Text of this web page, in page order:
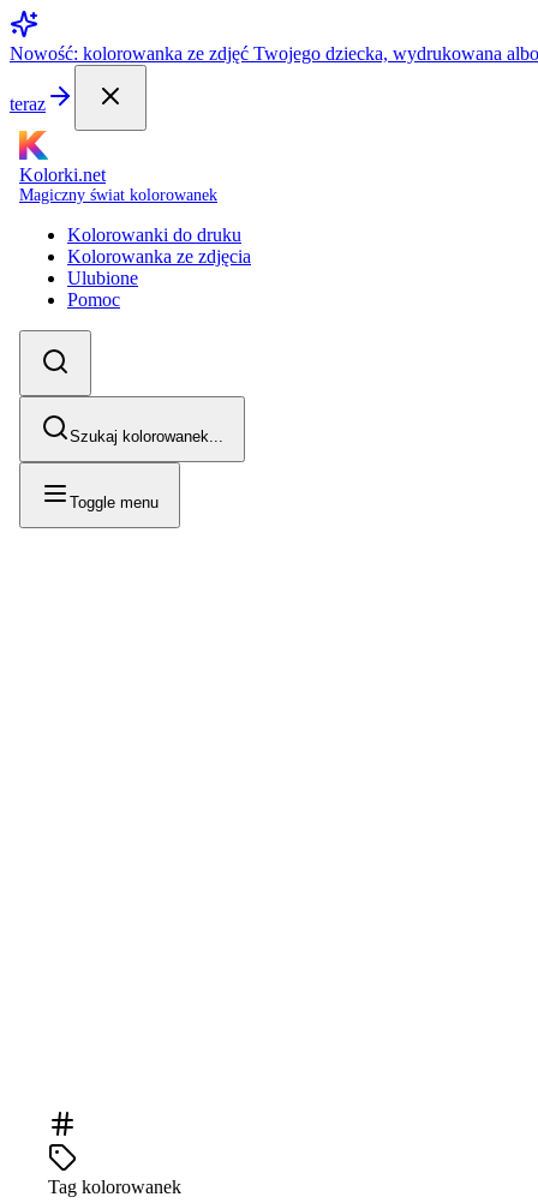
Nowość: kolorowanka ze zdjęć Twojego dziecka, wydrukowana
teraz
Kolorki.net
Magiczny świat kolorowanek
Kolorowanki do druku
Kolorowanka ze zdjęcia
Ulubione
Pomoc
Szukaj kolorowanek...
Toggle menu
Tag kolorowanek